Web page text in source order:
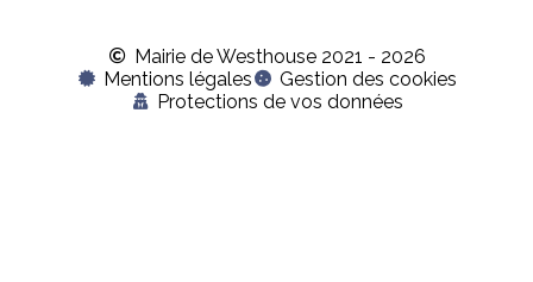
Mairie de Westhouse 2021 - 2026
Mentions légales
Gestion des cookies
Protections de vos données